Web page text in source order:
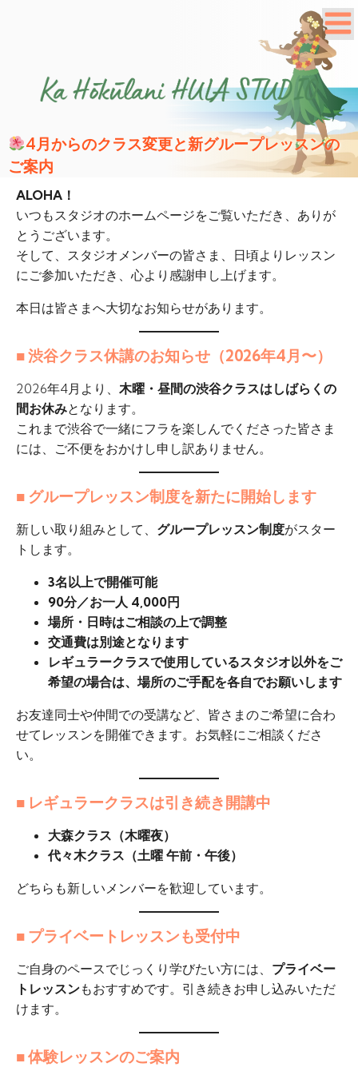
4月からのクラス変更と新グループレッスンの
ご案内
ALOHA！
いつもスタジオのホームページをご覧いただき、ありが
とうございます。
そして、スタジオメンバーの皆さま、日頃よりレッスン
にご参加いただき、心より感謝申し上げます。
本日は皆さまへ大切なお知らせがあります。
■ 渋谷クラス休講のお知らせ（2026年4月〜）
2026年4月より、 木曜・昼間の渋谷クラスはしばらくの
間お休みとなります。
これまで渋谷で一緒にフラを楽しんでくださった皆さま
には、ご不便をおかけし申し訳ありません。
■ グループレッスン制度を新たに開始します
新しい取り組みとして、 グループレッスン制度がスター
トします。
3名以上で開催可能
90分／お一人 4,000円
場所・日時はご相談の上で調整
交通費は別途となります
レギュラークラスで使用しているスタジオ以外をご
希望の場合は、場所のご手配を各自でお願いします
お友達同士や仲間での受講など、皆さまのご希望に合わ
せてレッスンを開催できます。お気軽にご相談くださ
い。
■ レギュラークラスは引き続き開講中
大森クラス（木曜夜）
代々木クラス（土曜 午前・午後）
どちらも新しいメンバーを歓迎しています。
■ プライベートレッスンも受付中
ご自身のペースでじっくり学びたい方には、 プライベー
トレッスンもおすすめです。引き続きお申し込みいただ
けます。
■ 体験レッスンのご案内